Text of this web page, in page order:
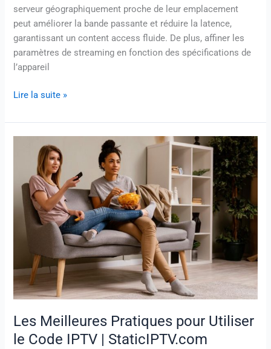
serveur géographiquement proche de leur emplacement
peut améliorer la bande passante et réduire la latence,
garantissant un content access fluide. De plus, affiner les
paramètres de streaming en fonction des spécifications de
l’appareil
Lire la suite »
Les Meilleures Pratiques pour Utiliser
le Code IPTV | StaticIPTV.com
Meilleures
Pratiques
pour
Utiliser
StaticIPTV.com